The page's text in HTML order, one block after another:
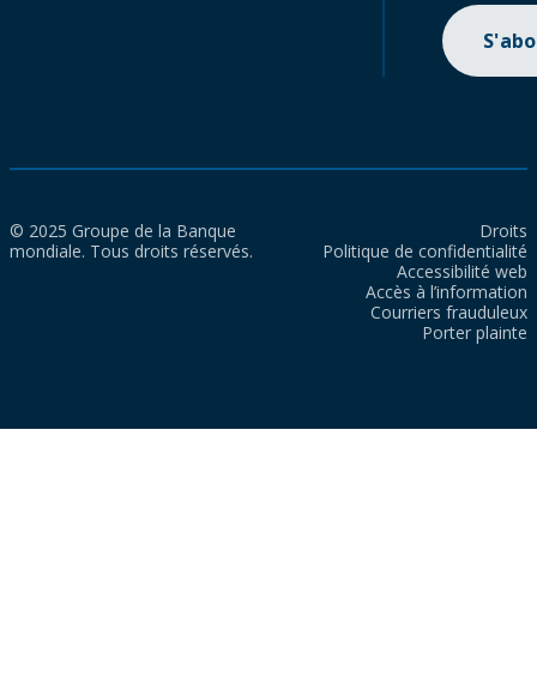
© 2025 Groupe de la Banque
mondiale. Tous droits réservés.
Droits
Politique de confidentialité
Accessibilité web
Accès à l’information
Courriers frauduleux
Porter plainte